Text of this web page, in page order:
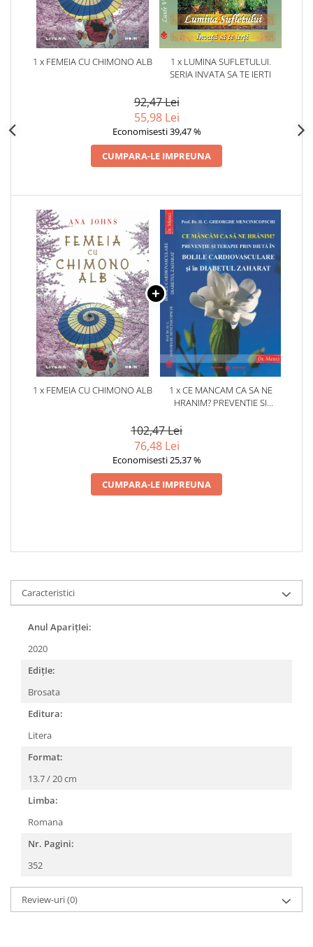
1 x FEMEIA CU CHIMONO ALB
1 x LUMINA SUFLETULUI.
SERIA INVATA SA TE IERTI
92,47 Lei
55,98 Lei
Economisesti 39,47 %
CUMPARA-LE IMPREUNA
1 x FEMEIA CU CHIMONO ALB
1 x CE MANCAM CA SA NE
HRANIM? PREVENTIE SI
CARDIOVASCULARE SI IN
102,47 Lei
76,48 Lei
Economisesti 25,37 %
CUMPARA-LE IMPREUNA
Caracteristici
Anul AparițIei:
2020
EdițIe:
Brosata
Editura:
Litera
Format:
13.7 / 20 cm
Limba:
Romana
Nr. Pagini:
352
Review-uri(0)